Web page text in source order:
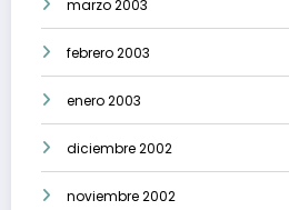
marzo 2003
febrero 2003
enero 2003
diciembre 2002
noviembre 2002